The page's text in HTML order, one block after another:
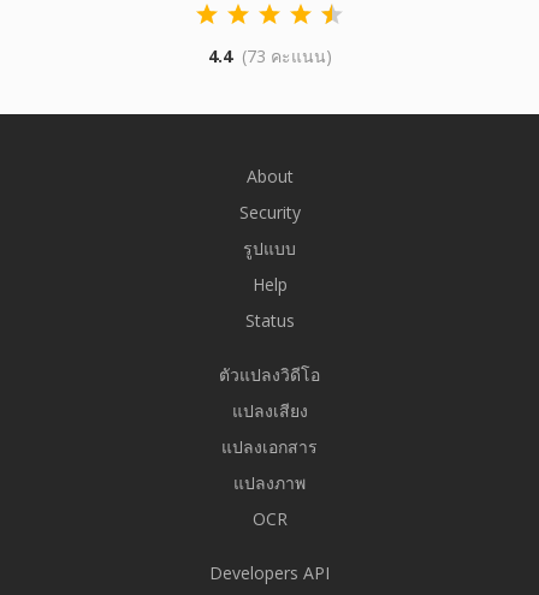
4.4 (73 คะแนน)
About
Security
รูปแบบ
Help
Status
ตัวแปลงวิดีโอ
แปลงเสียง
แปลงเอกสาร
แปลงภาพ
OCR
Developers API